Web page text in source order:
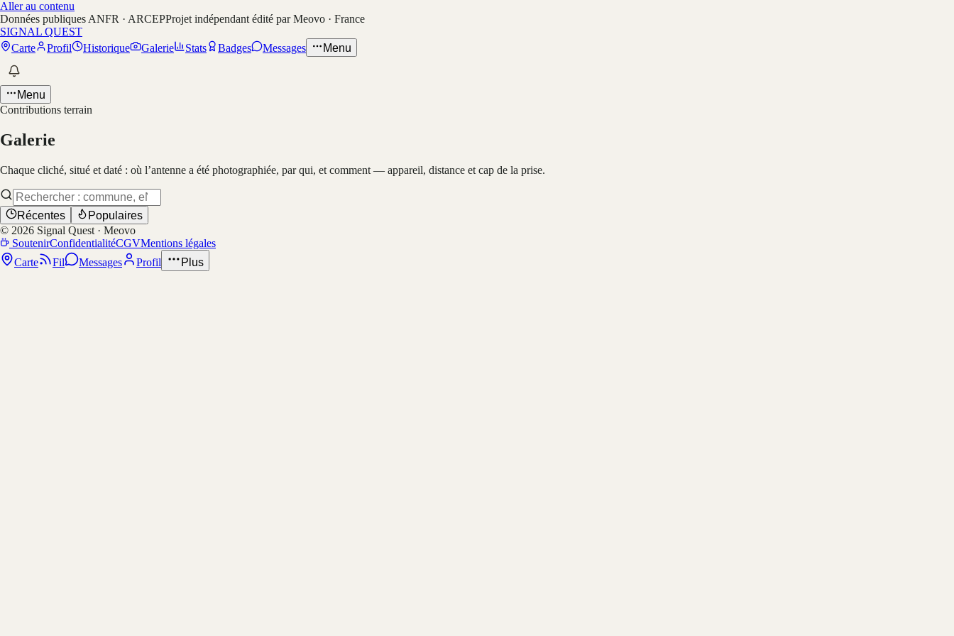
Aller au contenu
Données publiques ANFR · ARCEPProjet indépendant édité par Meovo · France
SIGNAL QUEST
Carte
Profil Historique Galerie Stats Badges Messages Menu
Menu
Contributions terrain
Galerie
Chaque cliché, situé et daté : où l’antenne a été photographiée, par qui, et comment — appareil, distance et cap de la prise.
Récentes
Populaires
© 2026 Signal Quest · Meovo
SoutenirConfidentialitéCGVMentions légales
Carte
Fil Messages Profil Plus